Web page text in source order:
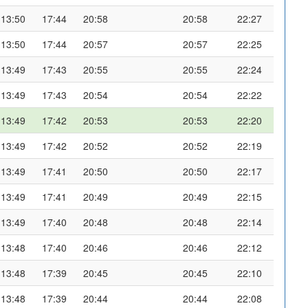
13:50 17:44 20:58 20:58
22:27
13:50
17:44 20:57 20:57
22:25
13:49
17:43 20:55 20:55
22:24
13:49
17:43 20:54 20:54
22:22
13:49
17:42 20:53 20:53
22:20
13:49
17:42 20:52 20:52
22:19
13:49
17:41 20:50 20:50
22:17
13:49
17:41 20:49 20:49
22:15
13:49
17:40 20:48 20:48
22:14
13:48
17:40 20:46 20:46
22:12
13:48
17:39 20:45 20:45
22:10
13:48
17:39 20:44 20:44 22:08